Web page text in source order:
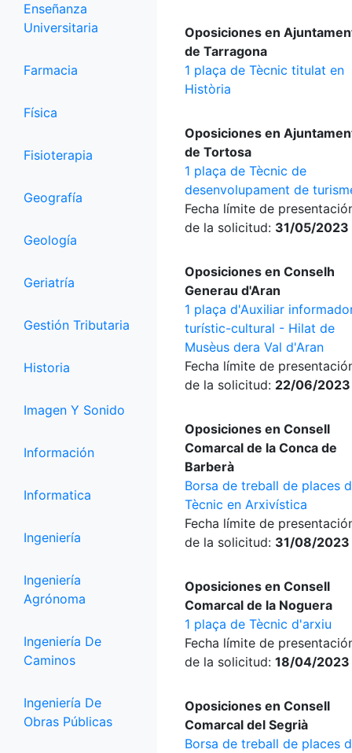
Enseñanza
Universitaria
Farmacia
Física
Fisioterapia
Geografía
Geología
Geriatría
Gestión Tributaria
Historia
Imagen Y Sonido
Información
Informatica
Ingeniería
Ingeniería
Agrónoma
Ingeniería De
Caminos
Ingeniería De
Obras Públicas
Oposiciones en
de Tarragona
1 plaça de Tècnic titulat en
Història
Oposiciones en
de Tortosa
1 plaça de Tècnic de
desenvolupament de
Fecha límite de
de la solicitud: 31/05/2023
Oposiciones en Conselh
Generau d'Aran
1 plaça d'Auxiliar
turístic-cultural - Hilat de
Musèus dera Val d'Aran
Fecha límite de
de la solicitud: 22/06/2023
Oposiciones en Consell
Comarcal de la Conca de
Barberà
Borsa de treball de places
Tècnic en Arxivística
Fecha límite de
de la solicitud: 31/08/2023
Oposiciones en Consell
Comarcal de la Noguera
1 plaça de Tècnic d'arxiu
Fecha límite de
de la solicitud: 18/04/2023
Oposiciones en Consell
Comarcal del Segrià
Borsa de treball de places